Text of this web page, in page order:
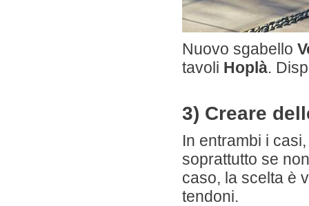
Nuovo sgabello
tavoli Hoplà.
3) Creare
In entrambi i
soprattutto se
caso, la scelta è
tendoni.